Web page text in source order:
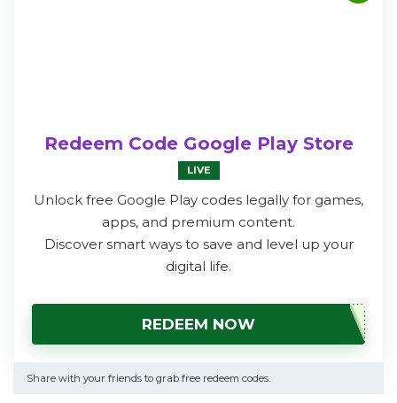
Redeem Code Google Play Store
LIVE
Unlock free Google Play codes legally for games,
apps, and premium content.
Discover smart ways to save and level up your
digital life.
REDEEM NOW
Share with your friends to grab free redeem codes.